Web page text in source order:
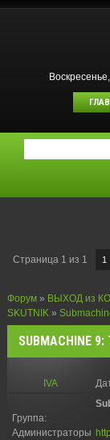
Страница 1 из 1 1
Форум » ВЫХОД из
SKUTNIK »
SUBMACHINE 9:
IVA
Группа:
Администраторы